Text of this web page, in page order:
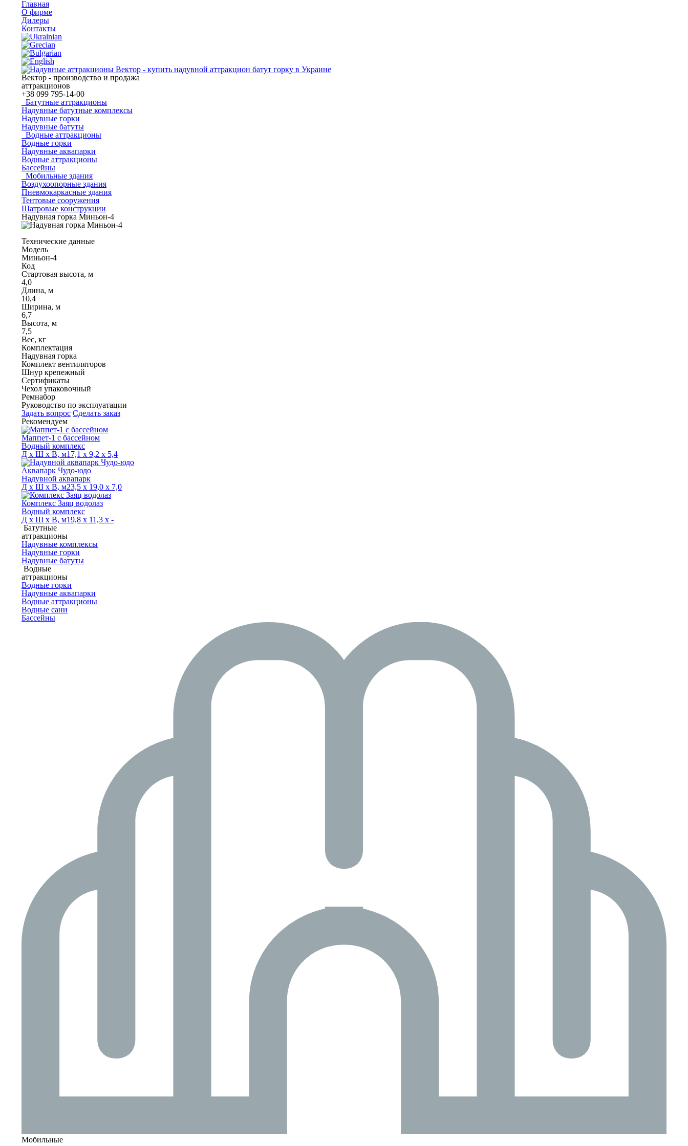
Главная
О фирме
Дилеры
Контакты
Вектор - производство и продажа
аттракционов
+38 099 795-14-00
Батутные аттракционы
Надувные батутные комплексы
Надувные горки
Надувные батуты
Водные аттракционы
Водные горки
Надувные аквапарки
Водные аттракционы
Бассейны
Мобильные здания
Воздухоопорные здания
Пневмокаркасные здания
Тентовые сооружения
Шатровые конструкции
Надувная горка Миньон-4
Технические данные
Модель
Миньон-4
Код
Стартовая высота, м
4,0
Длина, м
10,4
Ширина, м
6,7
Высота, м
7,5
Вес, кг
Комплектация
Надувная горка
Комплект вентиляторов
Шнур крепежный
Сертификаты
Чехол упаковочный
Ремнабор
Руководство по эксплуатации
Задать вопрос Сделать заказ
Рекомендуем
Маппет-1 с бассейном
Водный комплекс
Д х Ш х В, м17,1 х 9,2 х 5,4
Аквапарк Чудо-юдо
Надувной аквапарк
Д х Ш х В, м23,5 х 19,0 х 7,0
Комплекс Заяц водолаз
Водный комплекс
Д х Ш х В, м19,8 х 11,3 х -
Батутные
аттракционы
Надувные комплексы
Надувные горки
Надувные батуты
Водные
аттракционы
Водные горки
Надувные аквапарки
Водные аттракционы
Водные сани
Бассейны
Мобильные